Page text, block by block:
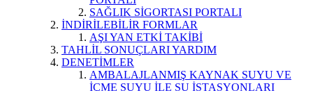
SAĞLIK SİGORTASI PORTALI
İNDİRİLEBİLİR FORMLAR
AŞI YAN ETKİ TAKİBİ
TAHLİL SONUÇLARI YARDIM
DENETİMLER
AMBALAJLANMIŞ KAYNAK SUYU VE
İÇME SUYU İLE SU İSTASYONLARI